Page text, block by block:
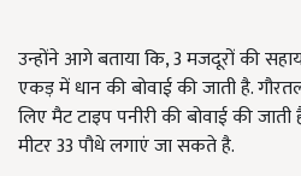
उन्होंने आगे बताया कि, 3 मजदूरों की
एकड़ में धान की बोवाई की जाती है.
लिए मैट टाइप पनीरी की बोवाई की
मीटर 33 पौधे लगाएं जा सकते है.